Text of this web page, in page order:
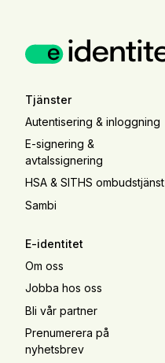
Tjänster
Autentisering & inloggning
E-signering &
avtalssignering
HSA & SITHS ombudstjänst
Sambi
E-identitet
Om oss
Jobba hos oss
Bli vår partner
Prenumerera på
nyhetsbrev